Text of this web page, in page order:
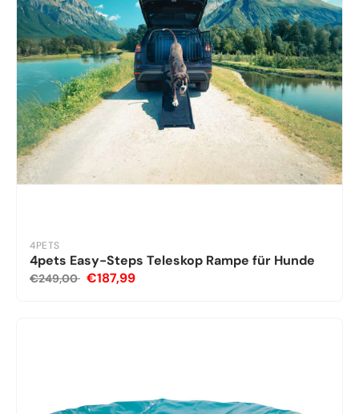
4PETS
4pets Easy-Steps Teleskop Rampe für Hunde
€249,00 €187,99